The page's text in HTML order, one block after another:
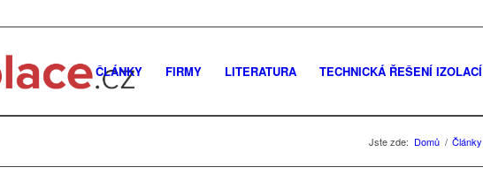
ČLÁNKY FIRMY LITERATURA TECHNICKÁ ŘEŠENÍ IZOLACÍ
Jste zde: Domů / Články